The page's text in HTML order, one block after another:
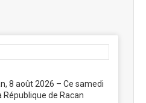
8 août 2026 – Ce samedi
République de Racan